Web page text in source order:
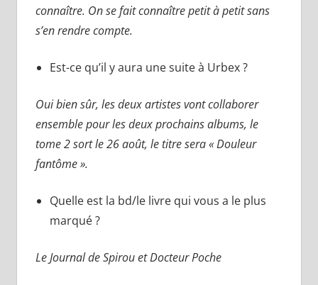
connaître. On se fait connaître petit à petit sans
s’en rendre compte.
Est-ce qu’il y aura une suite à Urbex ?
Oui bien sûr, les deux artistes vont collaborer
ensemble pour les deux prochains albums, le
tome 2 sort le 26 août, le titre sera « Douleur
fantôme ».
Quelle est la bd/le livre qui vous a le plus
marqué ?
Le Journal de Spirou et Docteur Poche